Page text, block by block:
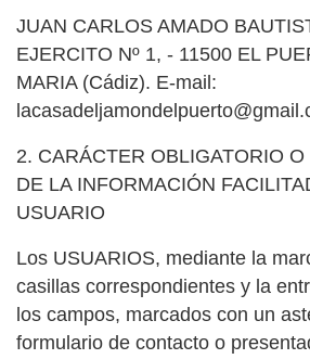
JUAN CARLOS AMADO
EJERCITO Nº 1, - 11500 EL
MARIA (Cádiz). E-mail:
2. CARÁCTER OBLIGATORIO O
DE LA INFORMACIÓN
USUARIO
Los USUARIOS, mediante la
casillas correspondientes y la
los campos, marcados con un
formulario de contacto o